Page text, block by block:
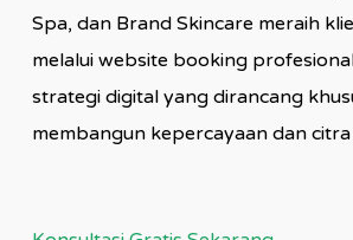
Spa, dan Brand Skincare meraih
melalui website booking
strategi digital yang dirancang
membangun kepercayaan dan